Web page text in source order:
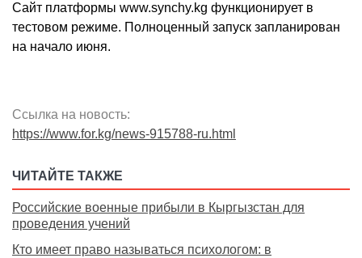
Сайт платформы www.synchy.kg функционирует в
тестовом режиме. Полноценный запуск запланирован
на начало июня.
Ссылка на новость:
https://www.for.kg/news-915788-ru.html
ЧИТАЙТЕ ТАКЖЕ
Российские военные прибыли в Кыргызстан для
проведения учений
Кто имеет право называться психологом: в